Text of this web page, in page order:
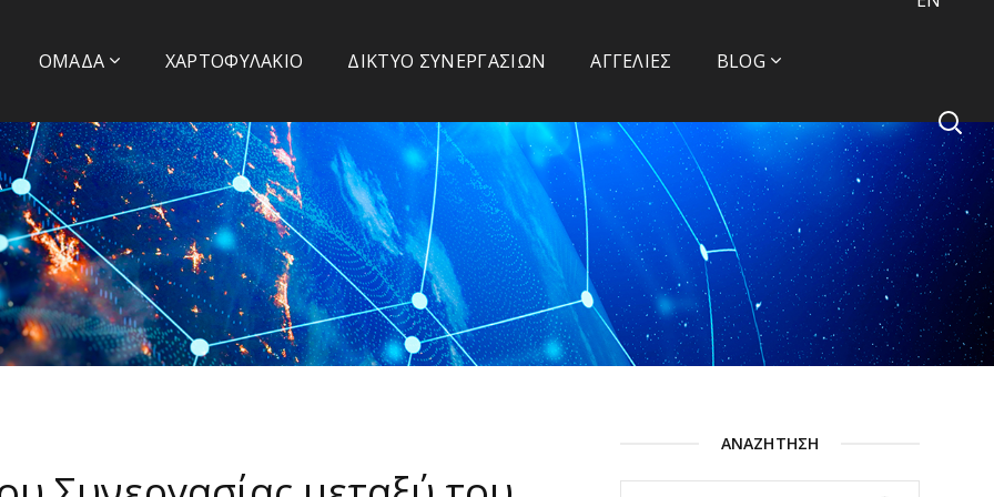
ΟΜΆΔΑ ΧΑΡΤΟΦΥΛΆΚΙΟ ΔΊΚΤΥΟ ΣΥΝΕΡΓΑΣΙΏΝ ΑΓΓΕΛΊΕΣ BLOG
ΑΝΑΖΉΤΗΣΗ